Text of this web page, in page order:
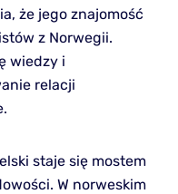
że jego znajomość
z Norwegii.
wiedzy i
relacji
staje się mostem
W norweskim